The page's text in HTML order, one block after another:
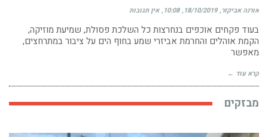
אורנה אביקזר 18/10/2019
10:08 אין תגובות
בעוד פקחים אוכפים בנחרצות כל השלכת פסולת, שמיעת מוזיקה,
הקמת אוהלים והחרמת אביזרי שמע בחוף הים על ציבור במתרחצים,
מאפשר
קרא עוד ←
מבזקים